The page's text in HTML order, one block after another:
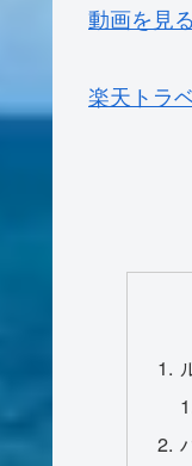
動画を見
楽天トラ